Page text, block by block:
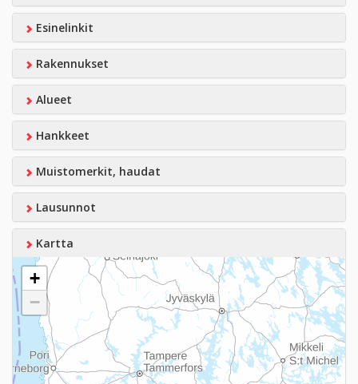
Esinelinkit
Rakennukset
Alueet
Hankkeet
Muistomerkit, haudat
Lausunnot
Kartta
+
−